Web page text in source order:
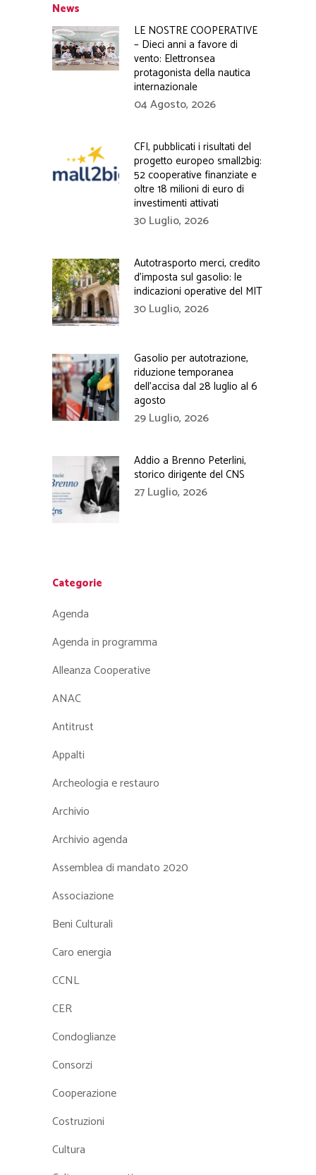
News
LE NOSTRE COOPERATIVE
– Dieci anni a favore di
vento: Elettronsea
protagonista della nautica
internazionale
04 Agosto, 2026
CFI, pubblicati i risultati del
progetto europeo small2big:
52 cooperative finanziate e
oltre 18 milioni di euro di
investimenti attivati
30 Luglio, 2026
Autotrasporto merci, credito
d’imposta sul gasolio: le
indicazioni operative del MIT
30 Luglio, 2026
Gasolio per autotrazione,
riduzione temporanea
dell’accisa dal 28 luglio al 6
agosto
29 Luglio, 2026
Addio a Brenno Peterlini,
storico dirigente del CNS
27 Luglio, 2026
Categorie
Agenda
Agenda in programma
Alleanza Cooperative
ANAC
Antitrust
Appalti
Archeologia e restauro
Archivio
Archivio agenda
Assemblea di mandato 2020
Associazione
Beni Culturali
Caro energia
CCNL
CER
Condoglianze
Consorzi
Cooperazione
Costruzioni
Cultura